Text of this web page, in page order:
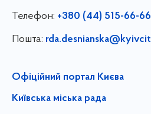
Телефон: +380 (44) 515-66-66
Пошта:
Офіційний портал Києва
Київська міська рада